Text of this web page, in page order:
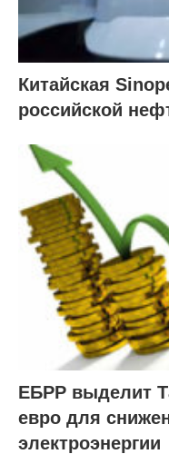
Китайская
российской
ЕБРР выделит
евро для
электроэнергии